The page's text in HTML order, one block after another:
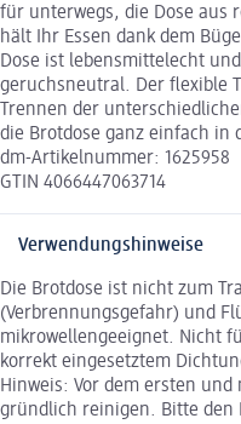
für unterwegs, die Dose aus
hält Ihr Essen dank dem
Dose ist lebensmittelecht
geruchsneutral. Der flexible
Trennen der
die Brotdose ganz einfach in
dm-Artikelnummer: 1625958
GTIN 4066447063714
Verwendungshinweise
Die Brotdose ist nicht zum
(Verbrennungsgefahr) und
mikrowellengeeignet. Nicht
korrekt eingesetztem
Hinweis: Vor dem ersten
gründlich reinigen. Bitte den